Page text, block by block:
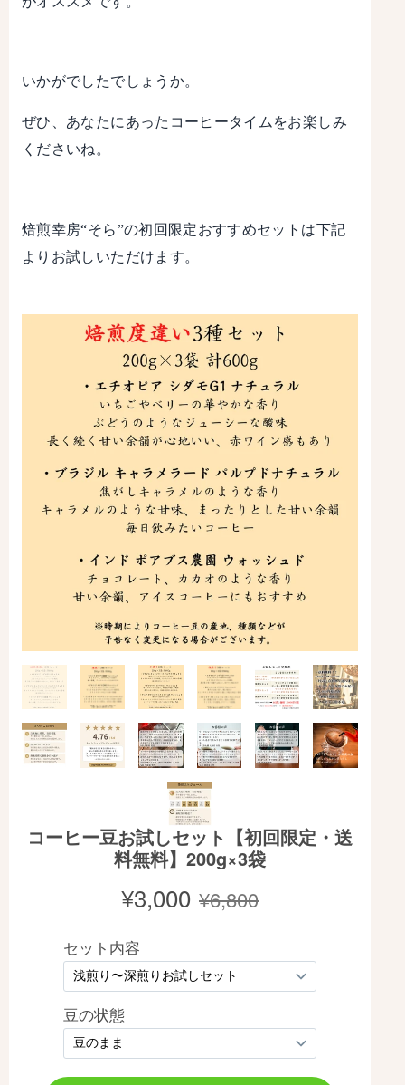
いかがでしたでしょうか。
ぜひ、あなたにあったコーヒータイムをお楽しみ
くださいね。
焙煎幸房“そら”の初回限定おすすめセットは下記
よりお試しいただけます。